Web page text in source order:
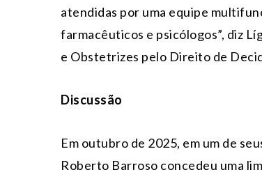
atendidas por uma equipe
farmacêuticos e psicólogos”, diz
e Obstetrizes pelo Direito de
Discussão
Em outubro de 2025, em um de
Roberto Barroso concedeu uma